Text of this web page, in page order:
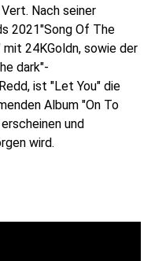
Nach seiner
2021"Song Of The
24KGoldn, sowie der
dark"-
ist "Let You" die
Album "On To
und
wird.